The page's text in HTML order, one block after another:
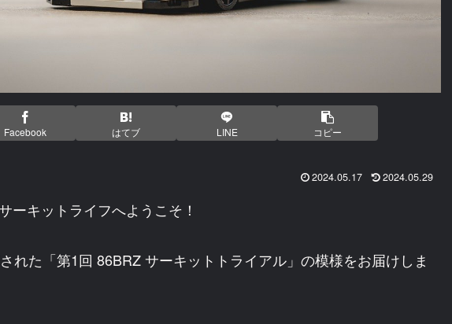
Facebook はてブ LINE コピー
2024.05.17 2024.05.29
ーキットライフへようこそ！
れた「第1回 86BRZ サーキットトライアル」の模様をお届けしま